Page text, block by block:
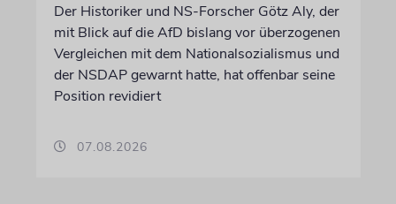
Der Historiker und NS-Forscher Götz Aly, der
mit Blick auf die AfD bislang vor überzogenen
Vergleichen mit dem Nationalsozialismus und
der NSDAP gewarnt hatte, hat offenbar seine
Position revidiert
07.08.2026